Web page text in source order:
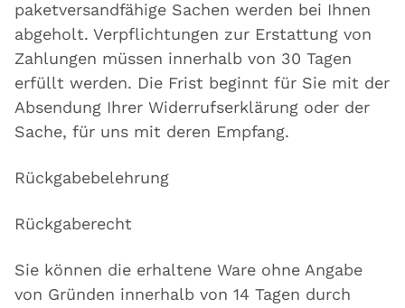
paketversandfähige Sachen werden bei Ihnen
abgeholt. Verpflichtungen zur Erstattung von
Zahlungen müssen innerhalb von 30 Tagen
erfüllt werden. Die Frist beginnt für Sie mit der
Absendung Ihrer Widerrufserklärung oder der
Sache, für uns mit deren Empfang.
Rückgabebelehrung
Rückgaberecht
Sie können die erhaltene Ware ohne Angabe
von Gründen innerhalb von 14 Tagen durch